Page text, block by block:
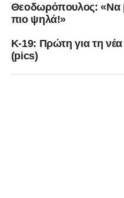
Θεοδωρόπουλος: «Να
πιο ψηλά!»
K-19: Πρώτη για τη
(pics)